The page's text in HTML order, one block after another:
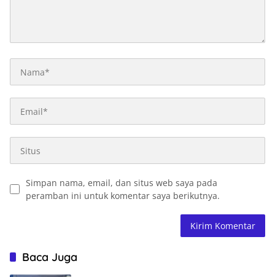
Simpan nama, email, dan situs web saya pada
peramban ini untuk komentar saya berikutnya.
Baca Juga